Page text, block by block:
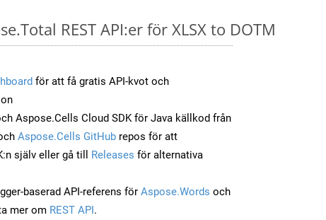
REST API:er för XLSX to DOTM
för att få gratis API-kvot och
Aspose.Cells Cloud SDK för Java källkod från
Aspose.Cells GitHub repos för att
själv eller gå till Releases för alternativa
baserad API-referens för Aspose.Words och
mer om REST API.